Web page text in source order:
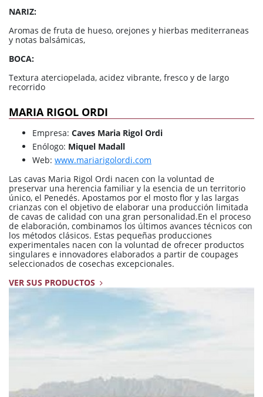
NARIZ:
Aromas de fruta de hueso, orejones y hierbas mediterraneas
y notas balsámicas,
BOCA:
Textura aterciopelada, acidez vibrante, fresco y de largo
recorrido
MARIA RIGOL ORDI
Empresa: Caves Maria Rigol Ordi
Enólogo: Miquel Madall
Web: www.mariarigolordi.com
Las cavas Maria Rigol Ordi nacen con la voluntad de
preservar una herencia familiar y la esencia de un territorio
único, el Penedés. Apostamos por el mosto flor y las largas
crianzas con el objetivo de elaborar una producción limitada
de cavas de calidad con una gran personalidad.En el proceso
de elaboración, combinamos los últimos avances técnicos con
los métodos clásicos. Estas pequeñas producciones
experimentales nacen con la voluntad de ofrecer productos
singulares e innovadores elaborados a partir de coupages
seleccionados de cosechas excepcionales.
VER SUS PRODUCTOS